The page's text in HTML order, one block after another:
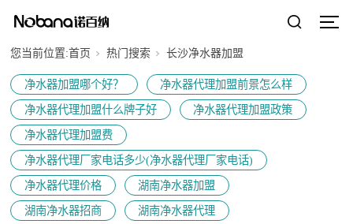
您当前位置:首页 热门搜索 长沙净水器加盟
净水器加盟哪个好？
净水器代理加盟前景怎么样
净水器代理加盟什么牌子好
净水器代理加盟政策
净水器代理加盟费
净水器代理厂家电话多少(净水器代理厂家电话)
净水器代理价格
湖南净水器加盟
湖南净水器招商
湖南净水器代理